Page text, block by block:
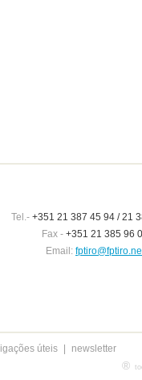
Tel.-+351 21 387 45 94 / 21
Fax - +351 21 385 96
Email:
ligações úteis newsletter
®